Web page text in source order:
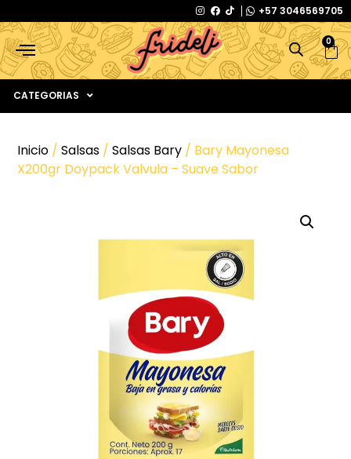
+57 3046569705
0
CATEGORIAS
Inicio /Salsas /Salsas Bary / Bary Mayonesa
X200gr Doypack Valvula – Suave Sabor